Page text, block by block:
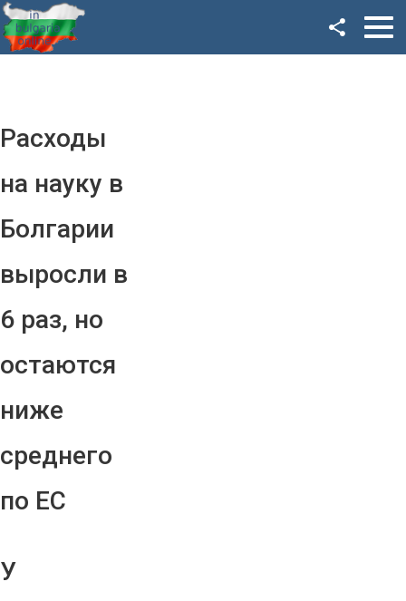
Расходы
на науку в
Болгарии
выросли в
6 раз, но
остаются
ниже
среднего
по ЕС
У